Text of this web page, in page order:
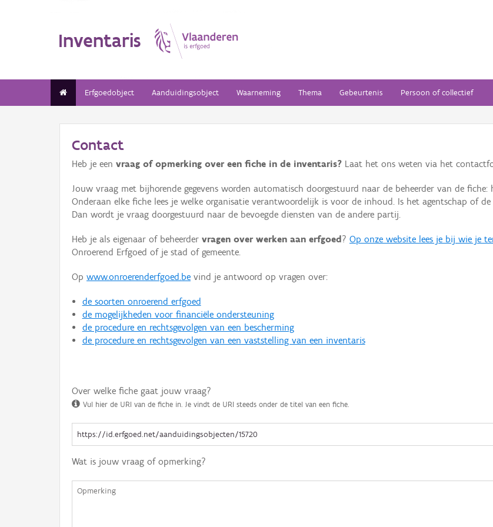
Inventaris
Erfgoedobject Aanduidingsobject Waarneming Thema Gebeurtenis Persoon of collectief
Contact
Heb je een vraag of opmerking over een fiche in de inventaris? Laat het ons weten via het
Jouw vraag met bijhorende gegevens worden automatisch doorgestuurd naar de beheerder van de fiche:
Onderaan elke fiche lees je welke organisatie verantwoordelijk is voor de inhoud. Is het agentschap of
Dan wordt je vraag doorgestuurd naar de bevoegde diensten van de andere partij.
Heb je als eigenaar of beheerder vragen over werken aan erfgoed ? Op onze website lees je bij wie je
Onroerend Erfgoed of je stad of gemeente.
Op www.onroerenderfgoed.be vind je antwoord op vragen over:
de soorten onroerend erfgoed
de mogelijkheden voor financiële ondersteuning
de procedure en rechtsgevolgen van een bescherming
de procedure en rechtsgevolgen van een vaststelling van een inventaris
Over welke fiche gaat jouw vraag?
Vul hier de URI van de fiche in. Je vindt de URI steeds onder de titel van een fiche.
Wat is jouw vraag of opmerking?